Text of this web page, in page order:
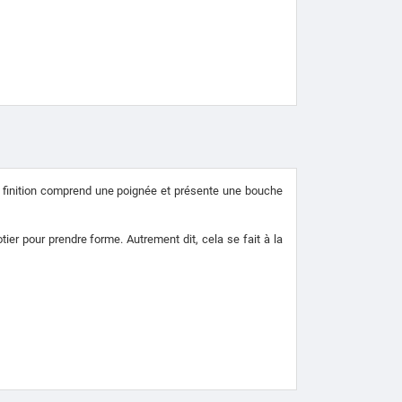
finition comprend une poignée et présente une bouche
pour prendre forme. Autrement dit, cela se fait à la